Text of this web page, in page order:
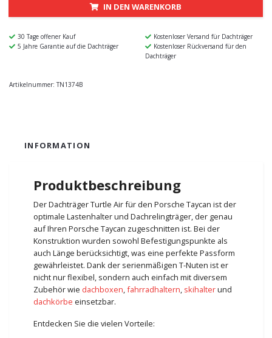
IN DEN WARENKORB
30 Tage offener Kauf
Kostenloser Versand für Dachträger
5 Jahre Garantie auf die Dachträger
Kostenloser Rückversand für den
Dachträger
Artikelnummer: TN1374B
INFORMATION
Produktbeschreibung
Der Dachträger Turtle Air für den Porsche Taycan ist der
optimale Lastenhalter und Dachrelingträger, der genau
auf Ihren Porsche Taycan zugeschnitten ist. Bei der
Konstruktion wurden sowohl Befestigungspunkte als
auch Länge berücksichtigt, was eine perfekte Passform
gewährleistet. Dank der serienmäßigen T-Nuten ist er
nicht nur flexibel, sondern auch einfach mit diversem
Zubehör wie dachboxen,fahrradhaltern, skihalterund
dachkörbe einsetzbar.
Entdecken Sie die vielen Vorteile: